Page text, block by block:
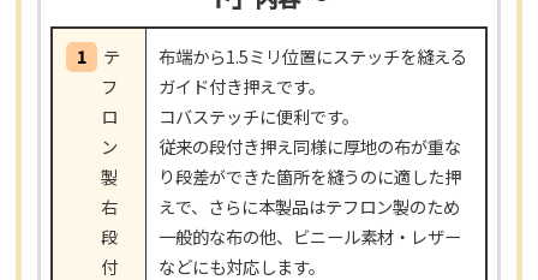
1
テ
フ
ロ
ン
製
右
段
付
布端から1.5ミリ位置にステッチを縫える
ガイド付き押えです。
コバステッチに便利です。
従来の段付き押え同様に厚地の布が重な
り段差ができた箇所を縫うのに適した押
えで、さらに本製品はテフロン製のため
一般的な布の他、ビニール素材・レザー
などにも対応します。